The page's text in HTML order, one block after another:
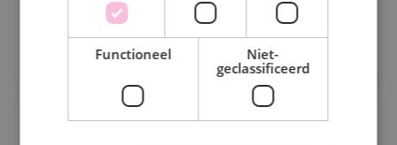
Uren
Fulltime
Parttime
Direct solliciteren
Commercieel technisch adviseur
Functioneel
Niet-
geclassificeerd